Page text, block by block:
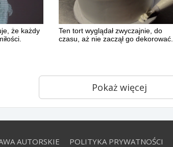
że każdy
Ten tort wyglądał zwyczajnie, do
czasu, aż nie zaczął go dekorować.
Pokaż więcej
AUTORSKIE POLITYKA PRYWATNOŚCI